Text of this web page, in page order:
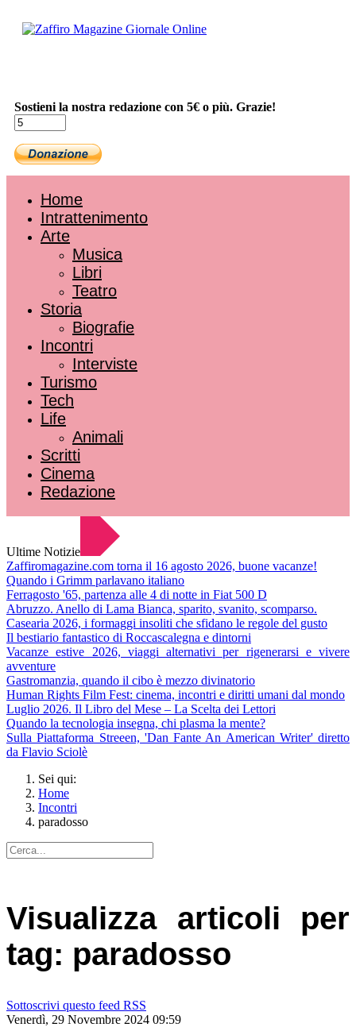
Sostieni la nostra redazione con 5€ o più. Grazie!
Home
Intrattenimento
Arte
Musica
Libri
Teatro
Storia
Biografie
Incontri
Interviste
Turismo
Tech
Life
Animali
Scritti
Cinema
Redazione
Ultime Notizie
Zaffiromagazine.com torna il 16 agosto 2026, buone vacanze!
Quando i Grimm parlavano italiano
Ferragosto '65, partenza alle 4 di notte in Fiat 500 D
Abruzzo. Anello di Lama Bianca, sparito, svanito, scomparso.
Casearia 2026, i formaggi insoliti che sfidano le regole del gusto
Il bestiario fantastico di Roccascalegna e dintorni
Vacanze estive 2026, viaggi alternativi per rigenerarsi e vivere
avventure
Gastromanzia, quando il cibo è mezzo divinatorio
Human Rights Film Fest: cinema, incontri e diritti umani dal mondo
Luglio 2026. Il Libro del Mese – La Scelta dei Lettori
Quando la tecnologia insegna, chi plasma la mente?
Sulla Piattaforma Streeen, 'Dan Fante An American Writer' diretto
da Flavio Sciolè
Sei qui:
Home
Incontri
paradosso
Visualizza articoli per
tag: paradosso
Sottoscrivi questo feed RSS
Venerdì, 29 Novembre 2024 09:59